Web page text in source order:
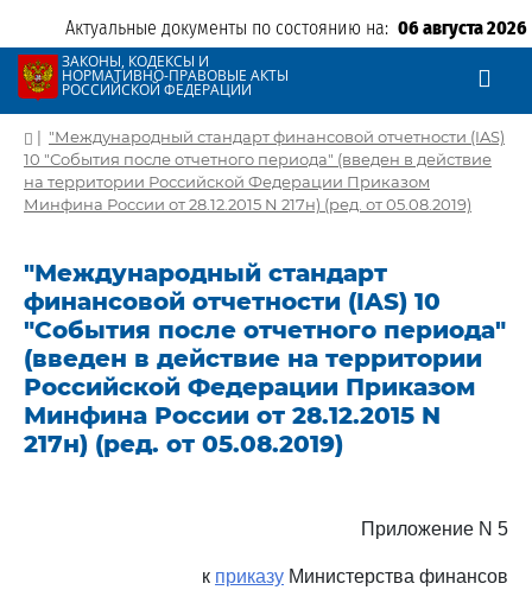
Актуальные документы по состоянию на: 06 августа 2026
ЗАКОНЫ, КОДЕКСЫ И
НОРМАТИВНО-ПРАВОВЫЕ АКТЫ
РОССИЙСКОЙ ФЕДЕРАЦИИ
| "Международный стандарт финансовой отчетности (IAS)
10 "События после отчетного периода" (введен в действие
на территории Российской Федерации Приказом
Минфина России от 28.12.2015 N 217н) (ред. от 05.08.2019)
"Международный стандарт
финансовой отчетности (IAS) 10
"События после отчетного периода"
(введен в действие на территории
Российской Федерации Приказом
Минфина России от 28.12.2015 N
217н) (ред. от 05.08.2019)
Приложение N 5
к приказу Министерства финансов